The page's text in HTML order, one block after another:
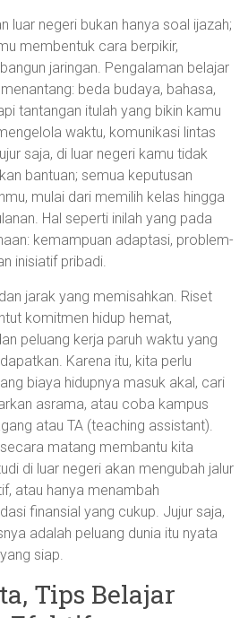
luar negeri bukan hanya soal ijazah;
membentuk cara berpikir,
jaringan. Pengalaman belajar
beda budaya, bahasa,
tantangan itulah yang bikin kamu
waktu, komunikasi lintas
saja, di luar negeri kamu tidak
bantuan; semua keputusan
mulai dari memilih kelas hingga
Hal seperti inilah yang pada
kemampuan adaptasi, problem-
inisiatif pribadi.
jarak yang memisahkan. Riset
komitmen hidup hemat,
peluang kerja paruh waktu yang
Karena itu, kita perlu
biaya hidupnya masuk akal, cari
asrama, atau coba kampus
atau TA (teaching assistant).
matang membantu kita
di luar negeri akan mengubah jalur
atau hanya menambah
finansial yang cukup. Jujur saja,
adalah peluang dunia itu nyata
siap.
Tips Belajar